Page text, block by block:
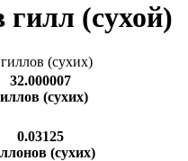
гилл (сухой)
(сухих)
32.000007
(сухих)
0.03125
(сухих)